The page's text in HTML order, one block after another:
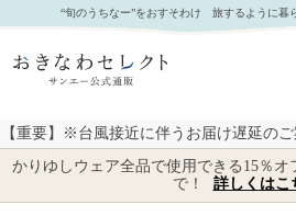
“旬のうちなー”をおすそわけ 旅するように暮
【重要】※台風接近に伴うお届け遅延の
かりゆしウェア全品で使用できる15％オ
で！
詳しくはこ